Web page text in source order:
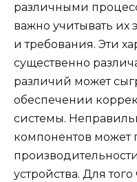
различными
важно учитывать их
и требования. Эти
существенно
различий может
обеспечении
системы.
компонентов
устройства. Для